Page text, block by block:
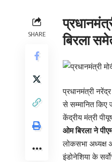
SHARE
बिरला
प्रधानमंत्री
से सम्मानित किए
केंद्रीय मंत्री
ओम बिरला ने
लोकसभा अध्यक्ष
इंडोनेशिया के